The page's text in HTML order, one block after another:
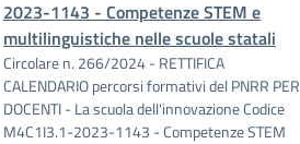
2023-1143 - Competenze STEM e
multilinguistiche nelle scuole statali
Circolare n. 266/2024 - RETTIFICA
CALENDARIO percorsi formativi del PNRR PER
DOCENTI - La scuola dell'innovazione Codice
M4C1I3.1-2023-1143 - Competenze STEM